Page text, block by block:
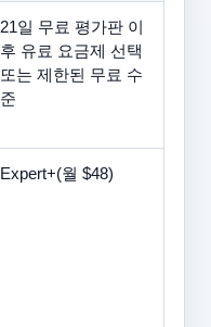
21일 무료 평가판 이
후 유료 요금제 선택
또는 제한된 무료 수
준
Expert+(월 $48)